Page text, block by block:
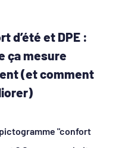
d’été et DPE :
ça mesure
(et comment
"confort